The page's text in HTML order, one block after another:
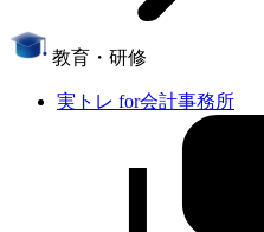
教育・研修
実トレ for会計事務所